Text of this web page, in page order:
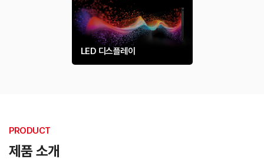
LED 디스플레이
PRODUCT
제품 소개